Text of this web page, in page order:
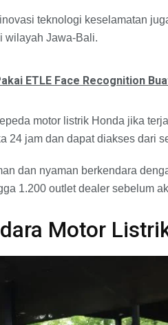
teknologi keselamatan
wilayah Jawa-Bali.
ETLE Face Recognition
motor listrik Honda jika
24 jam dan dapat diakses dari
dan nyaman berkendara
1.200 outlet dealer sebelum
Motor